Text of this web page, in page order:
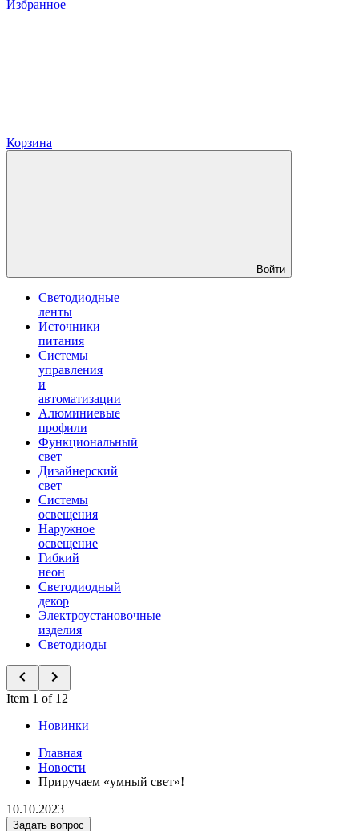
Избранное
Корзина
Войти
Светодиодные
ленты
Источники
питания
Системы
управления
и
автоматизации
Алюминиевые
профили
Функциональный
свет
Дизайнерский
свет
Системы
освещения
Наружное
освещение
Гибкий
неон
Светодиодный
декор
Электроустановочные
изделия
Светодиоды
Item 1 of 12
Новинки
Главная
Новости
Приручаем «умный свет»!
10.10.2023
Задать вопрос